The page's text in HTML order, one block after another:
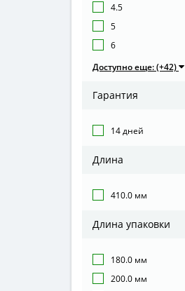
4.5
5
6
Доступно еще: (+42)
Гарантия
14 дней
Длина
410.0 мм
Длина упаковки
180.0 мм
200.0 мм